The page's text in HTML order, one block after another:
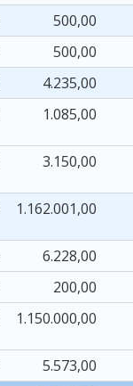
500,00
500,00
4.235,00
1.085,00
3.150,00
1.162.001,00
6.228,00
200,00
1.150.000,00
5.573,00